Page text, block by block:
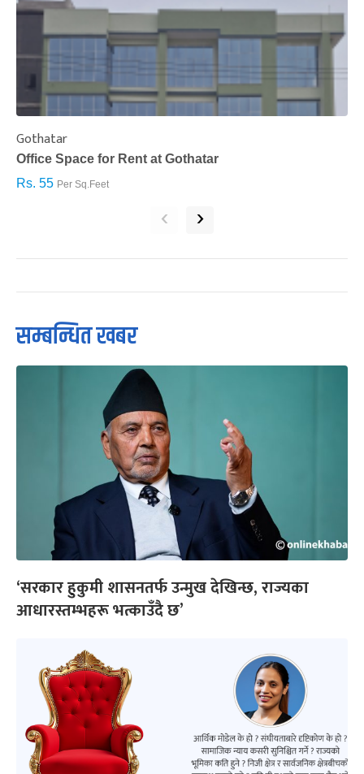
Gothatar
Office Space for Rent at Gothatar
Rs. 55 Per Sq.Feet
‹ ›
सम्बन्धित खबर
‘सरकार हुकुमी शासनतर्फ उन्मुख देखिन्छ, राज्यका
आधारस्तम्भहरू भत्काउँदै छ’